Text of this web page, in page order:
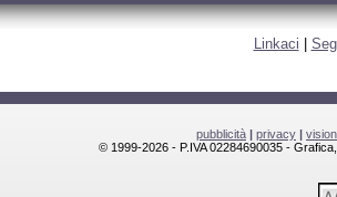
Linkaci
pubblicità | privacy |
© 1999-2026 - P.IVA 02284690035 -